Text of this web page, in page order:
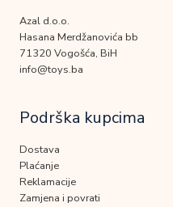
Azal d.o.o.
Hasana Merdžanovića bb
71320 Vogošća, BiH
info@toys.ba
Podrška kupcima
Dostava
Plaćanje
Reklamacije
Zamjena i povrati